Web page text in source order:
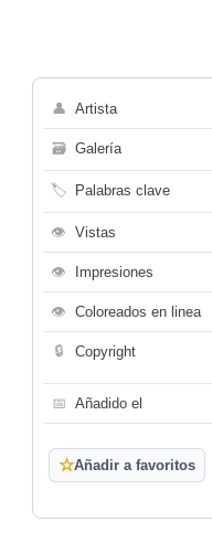
👤 Artista
🗃 Galería
🏷 Palabras clave
👁 Vistas
👁 Impresiones
👁 Coloreados en linea
🔒 Copyright
📅 Añadido el
☆Añadir a favoritos